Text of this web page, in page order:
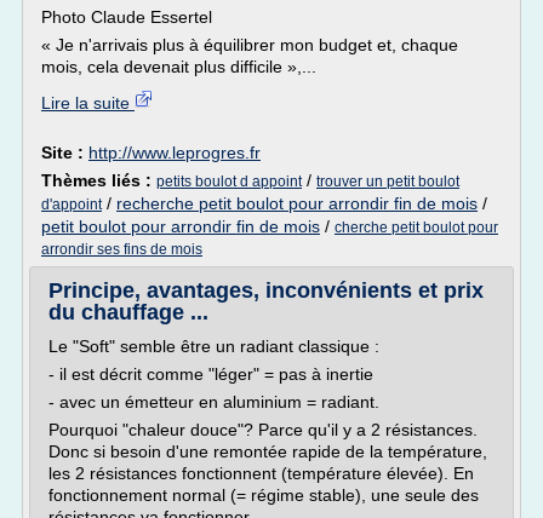
Photo Claude Essertel
« Je n'arrivais plus à équilibrer mon budget et, chaque
mois, cela devenait plus difficile »,...
Lire la suite
Site : http://www.leprogres.fr
Thèmes liés : petits boulot d appoint/ trouver un petit boulot
d'appoint/ recherche petit boulot pour arrondir fin de mois /
petit boulot pour arrondir fin de mois / cherche petit boulot pour
arrondir ses fins de mois
Principe, avantages, inconvénients et prix
du chauffage ...
Le "Soft" semble être un radiant classique :
- il est décrit comme "léger" = pas à inertie
- avec un émetteur en aluminium = radiant.
Pourquoi "chaleur douce"? Parce qu'il y a 2 résistances.
Donc si besoin d'une remontée rapide de la température,
les 2 résistances fonctionnent (température élevée). En
fonctionnement normal (= régime stable), une seule des